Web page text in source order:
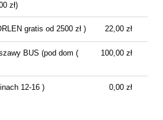
zł)
gratis od 2500 zł ) 22,00 zł
BUS (pod dom (
100,00 zł
12-16 ) 0,00 zł